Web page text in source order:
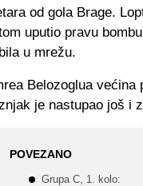
od gola Brage.
uputio pravu
u mrežu.
Belozoglua
je nastupao još i
POVEZANO
Grupa C, 1. kolo: